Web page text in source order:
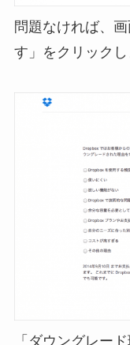
問題なければ、
す」をクリックし
「ダウングレー